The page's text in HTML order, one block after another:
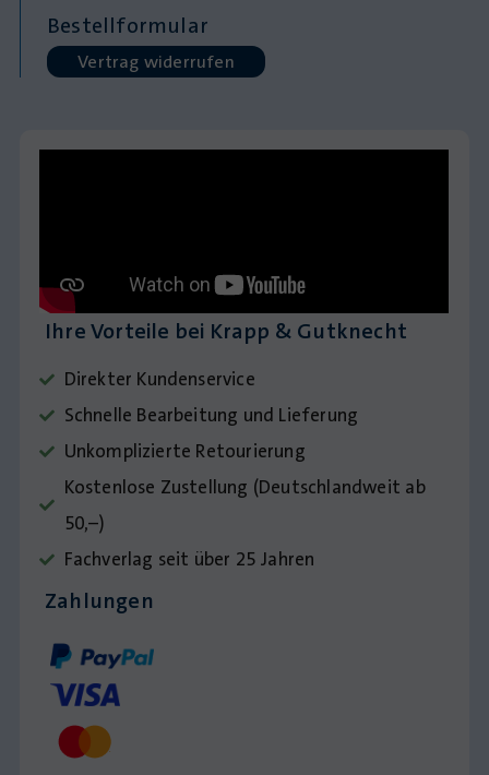
Bestellformular
Vertrag widerrufen
Ihre Vorteile bei Krapp & Gutknecht
Direkter Kundenservice
Schnelle Bearbeitung und Lieferung
Unkomplizierte Retourierung
Kostenlose Zustellung (Deutschlandweit ab
50,–)
Fachverlag seit über 25 Jahren
Zahlungen